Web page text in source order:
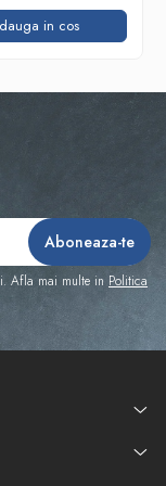
in cos
Afla mai multe in Politica